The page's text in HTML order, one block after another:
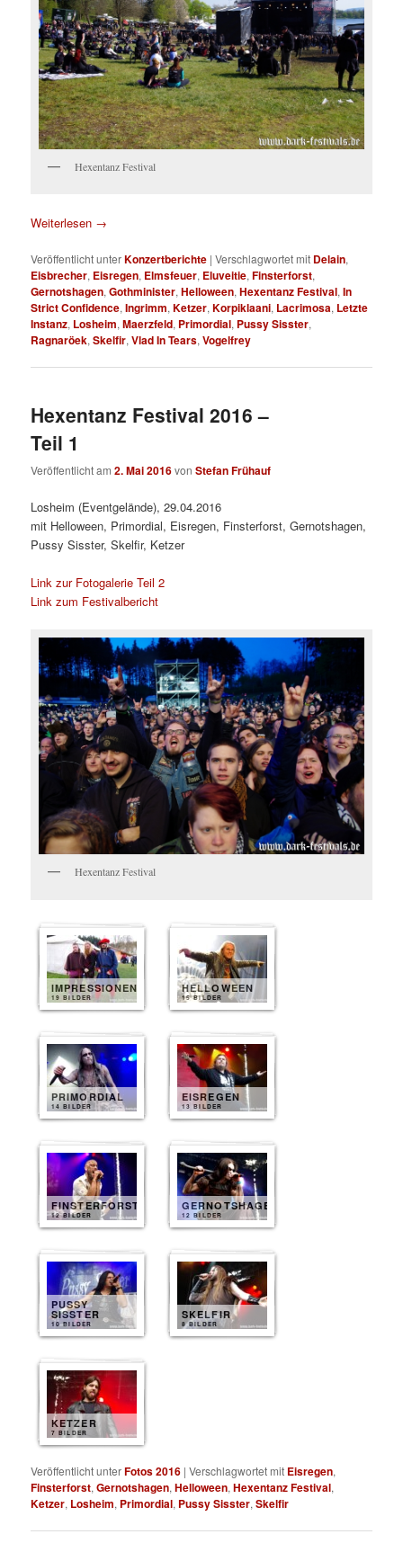
Hexentanz Festival
Weiterlesen →
Veröffentlicht unterKonzertberichte |Verschlagwortet mit Delain,
Eisbrecher, Eisregen, Elmsfeuer, Eluveitie,Finsterforst,
Gernotshagen,Gothminister,Helloween,Hexentanz Festival,In
Strict Confidence,Ingrimm,Ketzer,Korpiklaani, Lacrimosa, Letzte
Instanz, Losheim,Maerzfeld, Primordial, Pussy Sisster,
Ragnaröek,Skelfir,Vlad In Tears,Vogelfrey
Hexentanz Festival 2016 –
Teil 1
Veröffentlicht am2. Mai 2016vonStefan Frühauf
Losheim (Eventgelände), 29.04.2016
mit Helloween, Primordial, Eisregen, Finsterforst, Gernotshagen,
Pussy Sisster, Skelfir, Ketzer
Link zur Fotogalerie Teil 2
Link zum Festivalbericht
Hexentanz Festival
IMPRESSIONEN
19 BILDER
HELLOWEEN
15 BILDER
PRIMORDIAL
14 BILDER
EISREGEN
13 BILDER
FINSTERFORST
12 BILDER
GERNOTSHAGEN
12 BILDER
PUSSY
SISSTER
10 BILDER
SKELFIR
8 BILDER
KETZER
7 BILDER
Veröffentlicht unterFotos 2016 |Verschlagwortet mit Eisregen,
Finsterforst,Gernotshagen,Helloween,Hexentanz Festival,
Ketzer, Losheim, Primordial, Pussy Sisster,Skelfir